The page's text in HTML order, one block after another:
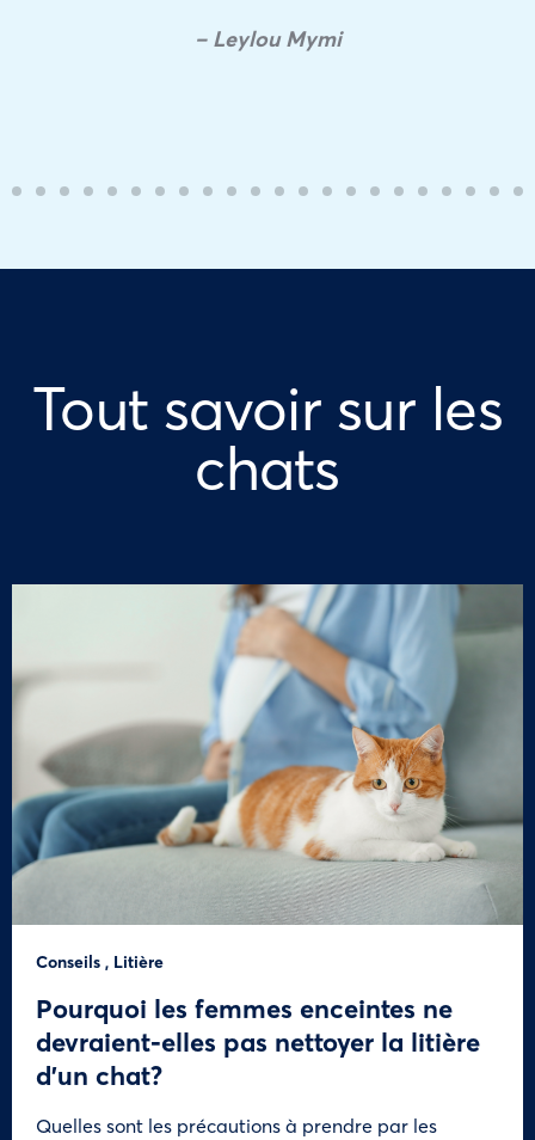
– Leylou Mymi
Tout savoir sur les
chats
Conseils , Litière
Pourquoi les femmes enceintes ne
devraient-elles pas nettoyer la litière
d’un chat?
Quelles sont les précautions à prendre par les